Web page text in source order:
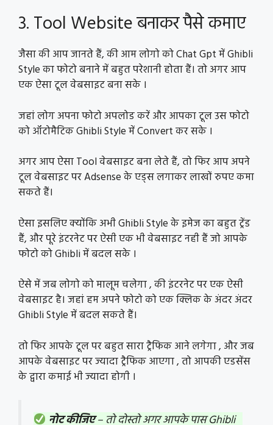
3. Tool Website बनाकर पैसे कमाए
जैसा की आप जानते हैं, की आम लोगो को Chat Gpt में Ghibli
Style का फोटो बनाने में बहुत परेशानी होता हैं। तो अगर आप
एक ऐसा टूल वेबसाइट बना सके ।
जहां लोग अपना फोटो अपलोड करें और आपका टूल उस फोटो
को ऑटोमैटिक Ghibli Style में Convert कर सके ।
अगर आप ऐसा Tool वेबसाइट बना लेते हैं, तो फिर आप अपने
टूल वेबसाइट पर Adsense के एड्स लगाकर लाखों रुपए कमा
सकते हैं।
ऐसा इसलिए क्योंकि अभी Ghibli Style के इमेज का बहुत ट्रेंड
हैं, और पूरे इंटरनेट पर ऐसी एक भी वेबसाइट नही हैं जो आपके
फोटो को Ghibli में बदल सके ।
ऐसे में जब लोगो को मालूम चलेगा , की इंटरनेट पर एक ऐसी
वेबसाइट है। जहां हम अपने फोटो को एक क्लिक के अंदर अंदर
Ghibli Style में बदल सकते हैं।
तो फिर आपके टूल पर बहुत सारा ट्रैफिक आने लगेगा , और जब
आपके वेबसाइट पर ज्यादा ट्रैफिक आएगा , तो आपकी एडसेंस
के द्वारा कमाई भी ज्यादा होगी ।
नोट कीजिए– तो दोस्तो अगर आपके पास Ghibli